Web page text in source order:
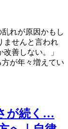
れが原因かもし
ませんと言われ
善しない。」
が年々増えてい
が続く…